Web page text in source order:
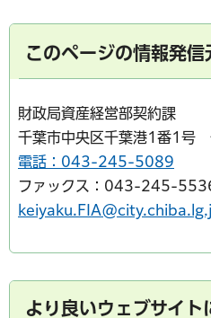
このページの情報発信
財政局資産経営部契約課
千葉市中央区千葉港1番1号
電話：043-245-5089
ファックス：043-245-
より良いウェブサイト